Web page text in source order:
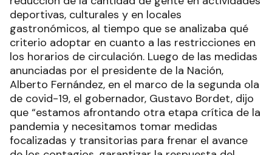
deportivas, culturales y en locales
gastronómicos, al tiempo que se analizaba qué
criterio adoptar en cuanto a las restricciones en
los horarios de circulación. Luego de las medidas
anunciadas por el presidente de la Nación,
Alberto Fernández, en el marco de la segunda ola
de covid-19, el gobernador, Gustavo Bordet, dijo
que “estamos afrontando otra etapa crítica de la
pandemia y necesitamos tomar medidas
focalizadas y transitorias para frenar el avance